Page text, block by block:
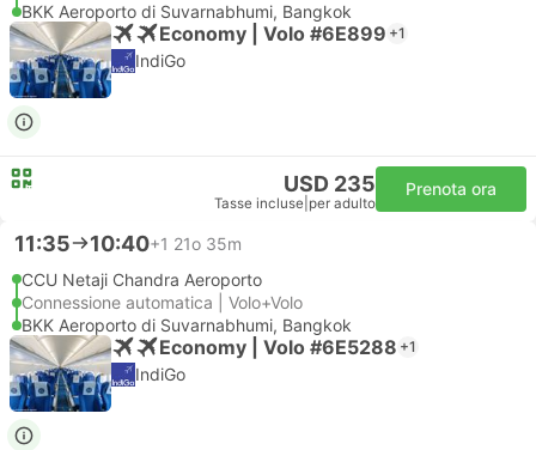
BKK Aeroporto di Suvarnabhumi, Bangkok
Economy | Volo #6E899 +1
IndiGo
USD 235
Tasse incluse per adulto
Prenota ora
11:35 10:40+1 21o 35m
CCU Netaji Chandra Aeroporto
Connessione automatica | Volo+Volo
BKK Aeroporto di Suvarnabhumi, Bangkok
Economy | Volo #6E5288 +1
IndiGo